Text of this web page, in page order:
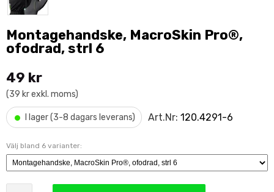
Montagehandske, MacroSkin Pro®,
ofodrad, strl 6
49 kr
(39 kr exkl. moms)
• I lager (3-8 dagars leverans) Art.Nr: 120.4291-6
Välj bland 6 varianter: